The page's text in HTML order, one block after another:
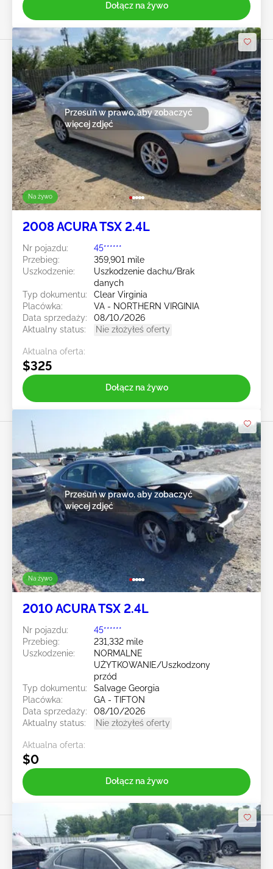
Dołącz na żywo
Na żywo
Przesuń w prawo, aby zobaczyć
więcej zdjęć
2008 ACURA TSX 2.4L
Nr pojazdu:
45******
Przebieg:
359,901 mile
Uszkodzenie:
Uszkodzenie dachu/Brak
danych
Typ dokumentu:
Clear Virginia
Placówka:
VA - NORTHERN VIRGINIA
Data sprzedaży:
08/10/2026
Aktualny status:
Nie złożyłeś oferty
Aktualna oferta:
$325
Dołącz na żywo
Na żywo
Przesuń w prawo, aby zobaczyć
więcej zdjęć
2010 ACURA TSX 2.4L
Nr pojazdu:
45******
Przebieg:
231,332 mile
Uszkodzenie:
NORMALNE
UŻYTKOWANIE/Uszkodzony
przód
Typ dokumentu:
Salvage Georgia
Placówka:
GA - TIFTON
Data sprzedaży:
08/10/2026
Aktualny status:
Nie złożyłeś oferty
Aktualna oferta:
$0
Dołącz na żywo